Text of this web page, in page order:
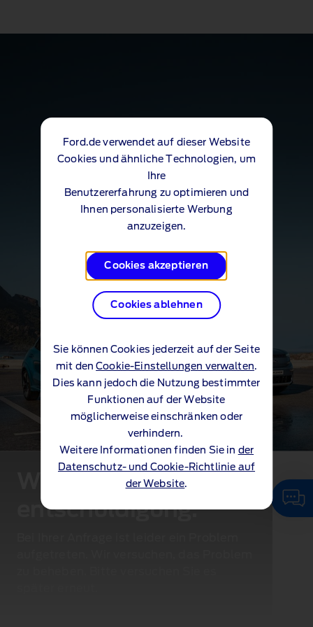
Ford.de verwendet auf dieser Website
Cookies und ähnliche Technologien, um
Ihre
Benutzererfahrung zu optimieren und
Ihnen personalisierte Werbung
anzuzeigen.
Cookies akzeptieren
Cookies ablehnen
Sie können Cookies jederzeit auf der Seite
mit denCookie-Einstellungen verwalten.
Dies kann jedoch die Nutzung bestimmter
Funktionen auf der Website
möglicherweise einschränken oder
verhindern.
Weitere Informationen finden Sie in der
Datenschutz- und Cookie-Richtlinie auf
der Website.
Wir bitten um
entschuldigung.